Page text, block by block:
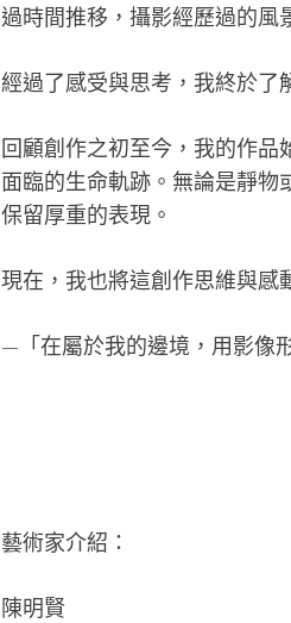
過時間推移，攝影經歷過的風
經過了感受與思考，我終於了
回顧創作之初至今，我的作
面臨的生命軌跡 。無論是靜
保留厚重的表現。
現在，我也將這創作思維與感
—「在屬於我的邊境，用影像
藝術家介紹：
陳明賢